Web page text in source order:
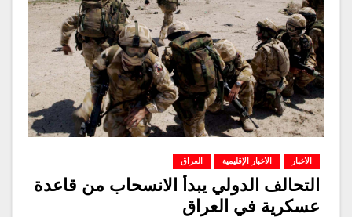
الأخبار الأخبار الإقليمية العراق
التحالف الدولي يبدأ الانسحاب من قاعدة
عسكرية في العراق